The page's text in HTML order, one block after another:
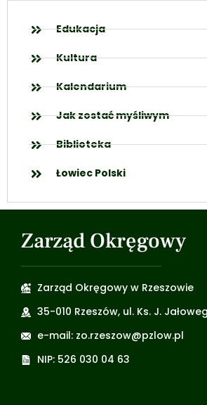
Edukacja
Kultura
Kalendarium
Jak zostać myśliwym
Biblioteka
Łowiec Polski
Zarząd Okręgowy
Zarząd Okręgowy w Rzeszowie
35-010 Rzeszów, ul. Ks. J.
e-mail: zo.rzeszow@pzlow.pl
NIP: 526 030 04 63